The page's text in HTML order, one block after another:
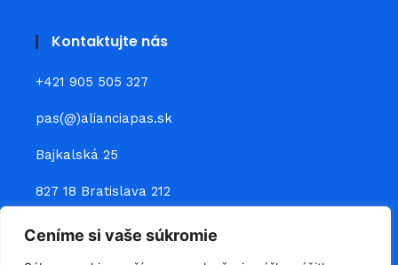
Ceníme si vaše súkromie
Kontaktujte nás
+421 905 505 327
pas(@)alianciapas.sk
Bajkalská 25
827 18 Bratislava 212
Prepojte sa s nami